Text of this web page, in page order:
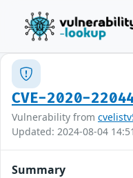
CVE-2020-
Vulnerability from
Updated: 2024-08-04 14:51
Summary